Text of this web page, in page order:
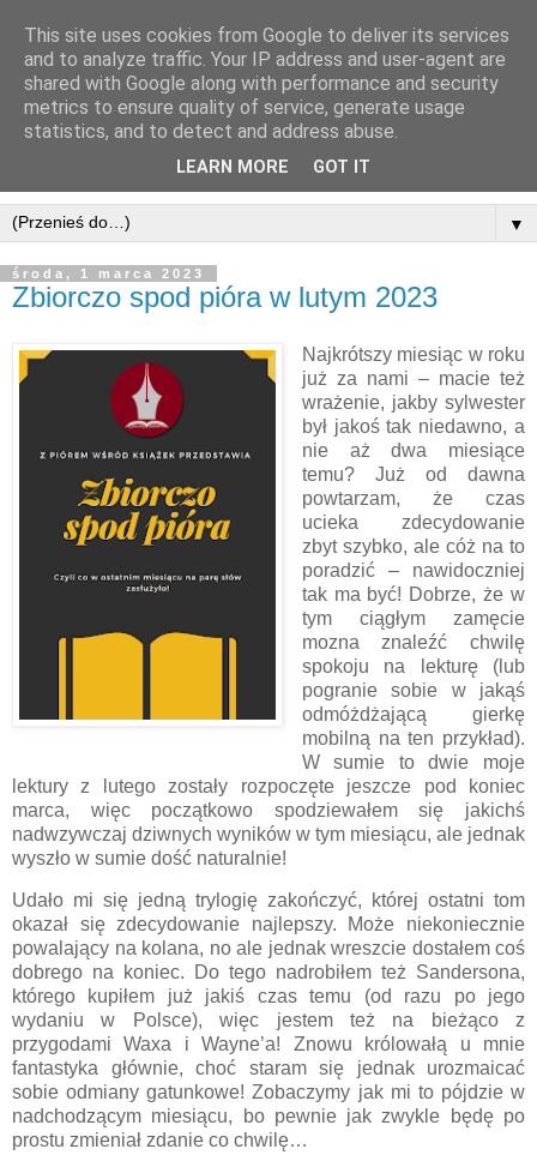
▼
środa, 1 marca 2023
Zbiorczo spod pióra w lutym 2023
Najkrótszy miesiąc w roku
już za nami – macie też
wrażenie, jakby sylwester
był jakoś tak niedawno, a
nie aż dwa miesiące
temu? Już od dawna
powtarzam, że czas
ucieka zdecydowanie
zbyt szybko, ale cóż na to
poradzić – nawidoczniej
tak ma być! Dobrze, że w
tym ciągłym zamęcie
mozna znaleźć chwilę
spokoju na lekturę (lub
pogranie sobie w jakąś
odmóżdżającą gierkę
mobilną na ten przykład).
W sumie to dwie moje
lektury z lutego zostały rozpoczęte jeszcze pod koniec
marca, więc początkowo spodziewałem się jakichś
nadwzywczaj dziwnych wyników w tym miesiącu, ale jednak
wyszło w sumie dość naturalnie!
Udało mi się jedną trylogię zakończyć, której ostatni tom
okazał się zdecydowanie najlepszy. Może niekoniecznie
powalający na kolana, no ale jednak wreszcie dostałem coś
dobrego na koniec. Do tego nadrobiłem też Sandersona,
którego kupiłem już jakiś czas temu (od razu po jego
wydaniu w Polsce), więc jestem też na bieżąco z
przygodami Waxa i Wayne’a! Znowu królowałą u mnie
fantastyka głównie, choć staram się jednak urozmaicać
sobie odmiany gatunkowe! Zobaczymy jak mi to pójdzie w
nadchodzącym miesiącu, bo pewnie jak zwykle będę po
prostu zmieniał zdanie co chwilę…
This site uses cookies from Google to deliver its services
and to analyze traffic. Your IP address and user-agent are
shared with Google along with performance and security
metrics to ensure quality of service, generate usage
statistics, and to detect and address abuse.
LEARN MORE GOT IT